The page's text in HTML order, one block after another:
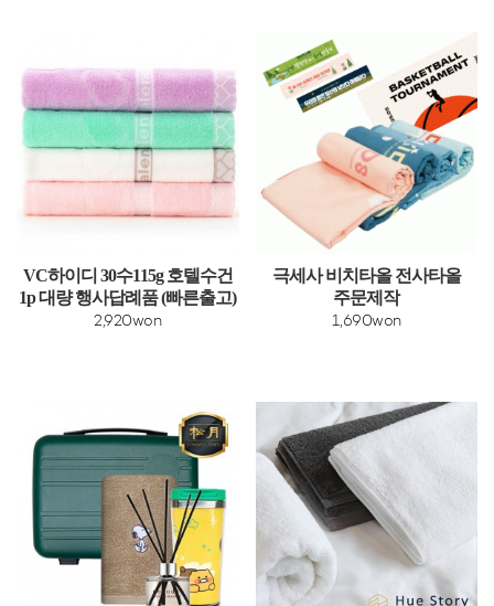
VC하이디 30수115g 호텔수건
1p 대량 행사답례품 (빠른출고)
2,920won
극세사 비치타올 전사타올
주문제작
1,690won